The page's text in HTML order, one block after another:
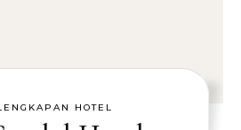
HOTEL